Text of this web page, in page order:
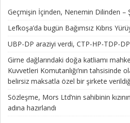
Geçmişin İçinden, Nenemin Dilinden –
Lefkoşa’da bugün Bağımsız Kıbrıs
UBP-DP araziyi verdi, CTP-HP-TDP-
Girne dağlarındaki doğa katliamı
Kuvvetleri Komutanlığı’nın tahsisinde
belirsiz maksatla özel bir şirkete
Sözleşme, Mors Ltd’nin sahibinin
adına hazırlandı